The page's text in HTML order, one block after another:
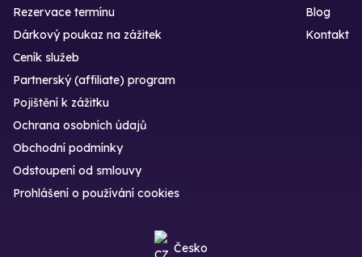
Rezervace termínu
Dárkový poukaz na zážitek
Blog
Kontakt
Ceník služeb
Partnerský (affiliate) program
Pojištění k zážitku
Ochrana osobních údajů
Obchodní podmínky
Odstoupení od smlouvy
Prohlášení o používání cookies
Česko